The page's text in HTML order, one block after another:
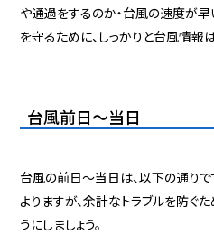
や通過をするのか・台風の速度が
を守るために、しっかりと台風情報
台風前日～当日
台風の前日〜当日は、以下の通り
よりますが、余計なトラブルを防ぐ
うにしましょう。